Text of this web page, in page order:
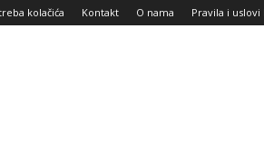
kolačića Kontakt O nama Pravila i